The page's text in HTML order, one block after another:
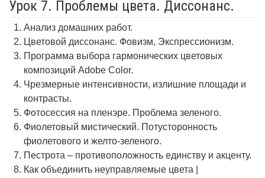
Урок 7. Проблемы цвета. Диссонанс.
Анализ домашних работ.
Цветовой диссонанс. Фовизм, Экспрессионизм.
Программа выбора гармонических цветовых
композиций Adobe Color.
Чрезмерные интенсивности, излишние площади и
контрасты.
Фотосессия на пленэре. Проблема зеленого.
Фиолетовый мистический. Потусторонность
фиолетового и желто-зеленого.
Пестрота – противоположность единству и акценту.
Как объединить неуправляемые цвета |